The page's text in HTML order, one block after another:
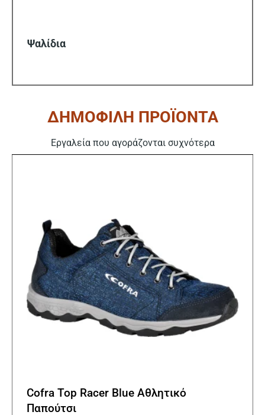
Ψαλίδια
ΔΗΜΟΦΙΛΗ ΠΡΟΪΟΝΤΑ
Εργαλεία που αγοράζονται συχνότερα
Cofra Top Racer Blue Αθλητικό
Παπούτσι